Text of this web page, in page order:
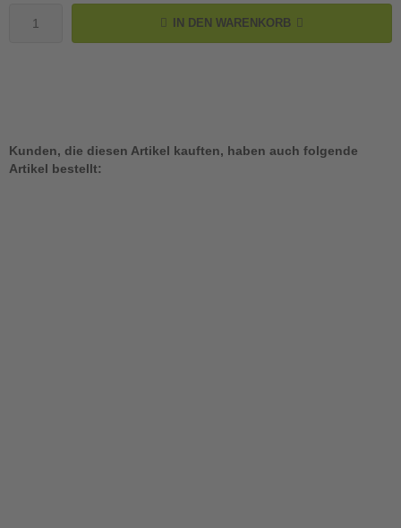
IN DEN WARENKORB
Kunden, die diesen Artikel kauften, haben auch folgende
Artikel bestellt: